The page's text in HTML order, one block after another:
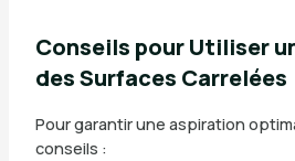
Conseils pour Utiliser
des Surfaces Carrelées
Pour garantir une aspiration
conseils :